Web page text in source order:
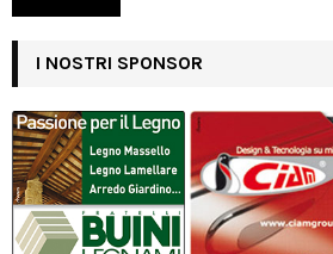
I NOSTRI SPONSOR